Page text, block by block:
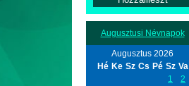
Augusztusi Névnapok
Augusztus 2026
Hé Ke Sz Cs Pé Sz Va
1
2